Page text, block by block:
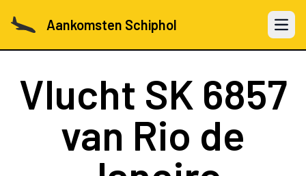
Aankomsten Schiphol Open
Vlucht SK 6857
van Rio de